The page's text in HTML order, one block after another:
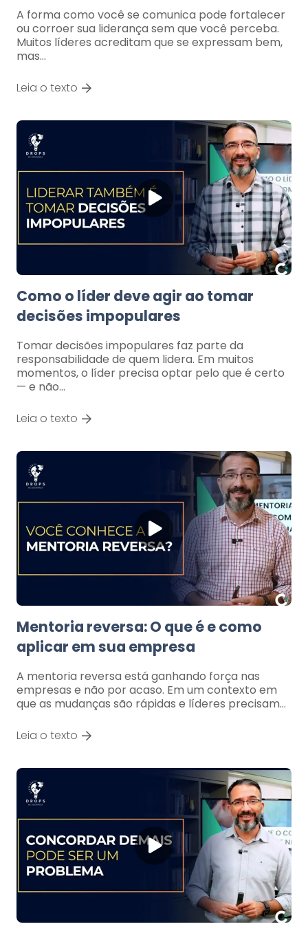
A forma como você se comunica pode fortalecer
ou corroer sua liderança sem que você perceba.
Muitos líderes acreditam que se expressam bem,
mas…
Leia o texto
Como o líder deve agir ao tomar
decisões impopulares
Tomar decisões impopulares faz parte da
responsabilidade de quem lidera. Em muitos
momentos, o líder precisa optar pelo que é certo
— e não…
Leia o texto
Mentoria reversa: O que é e como
aplicar em sua empresa
A mentoria reversa está ganhando força nas
empresas e não por acaso. Em um contexto em
que as mudanças são rápidas e líderes precisam…
Leia o texto